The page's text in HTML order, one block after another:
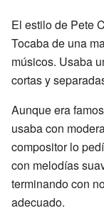
El estilo de Pete
Tocaba de una
músicos. Usaba
cortas y
Aunque era
usaba con
compositor lo
con melodías
terminando con
adecuado.